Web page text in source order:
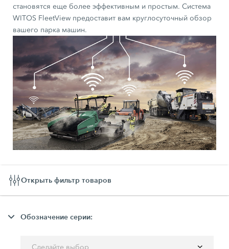
становятся еще более эффективным и простым. Система
WITOS FleetView предоставит вам круглосуточный обзор
вашего парка машин.
Открыть фильтр товаров
Обозначение серии:
Сделайте выбор